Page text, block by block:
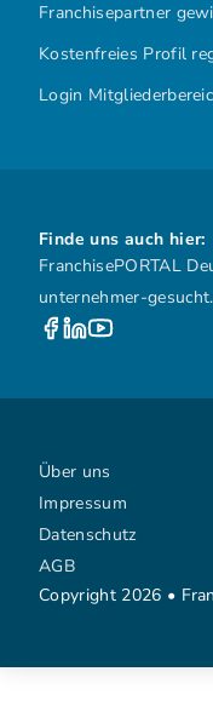
Franchisepartner
Kostenfreies Profil
Login
Finde uns auch hier:
FranchisePORTAL
unternehmer-
Copyright 2026 •
Über uns
Impressum
Datenschutz
AGB